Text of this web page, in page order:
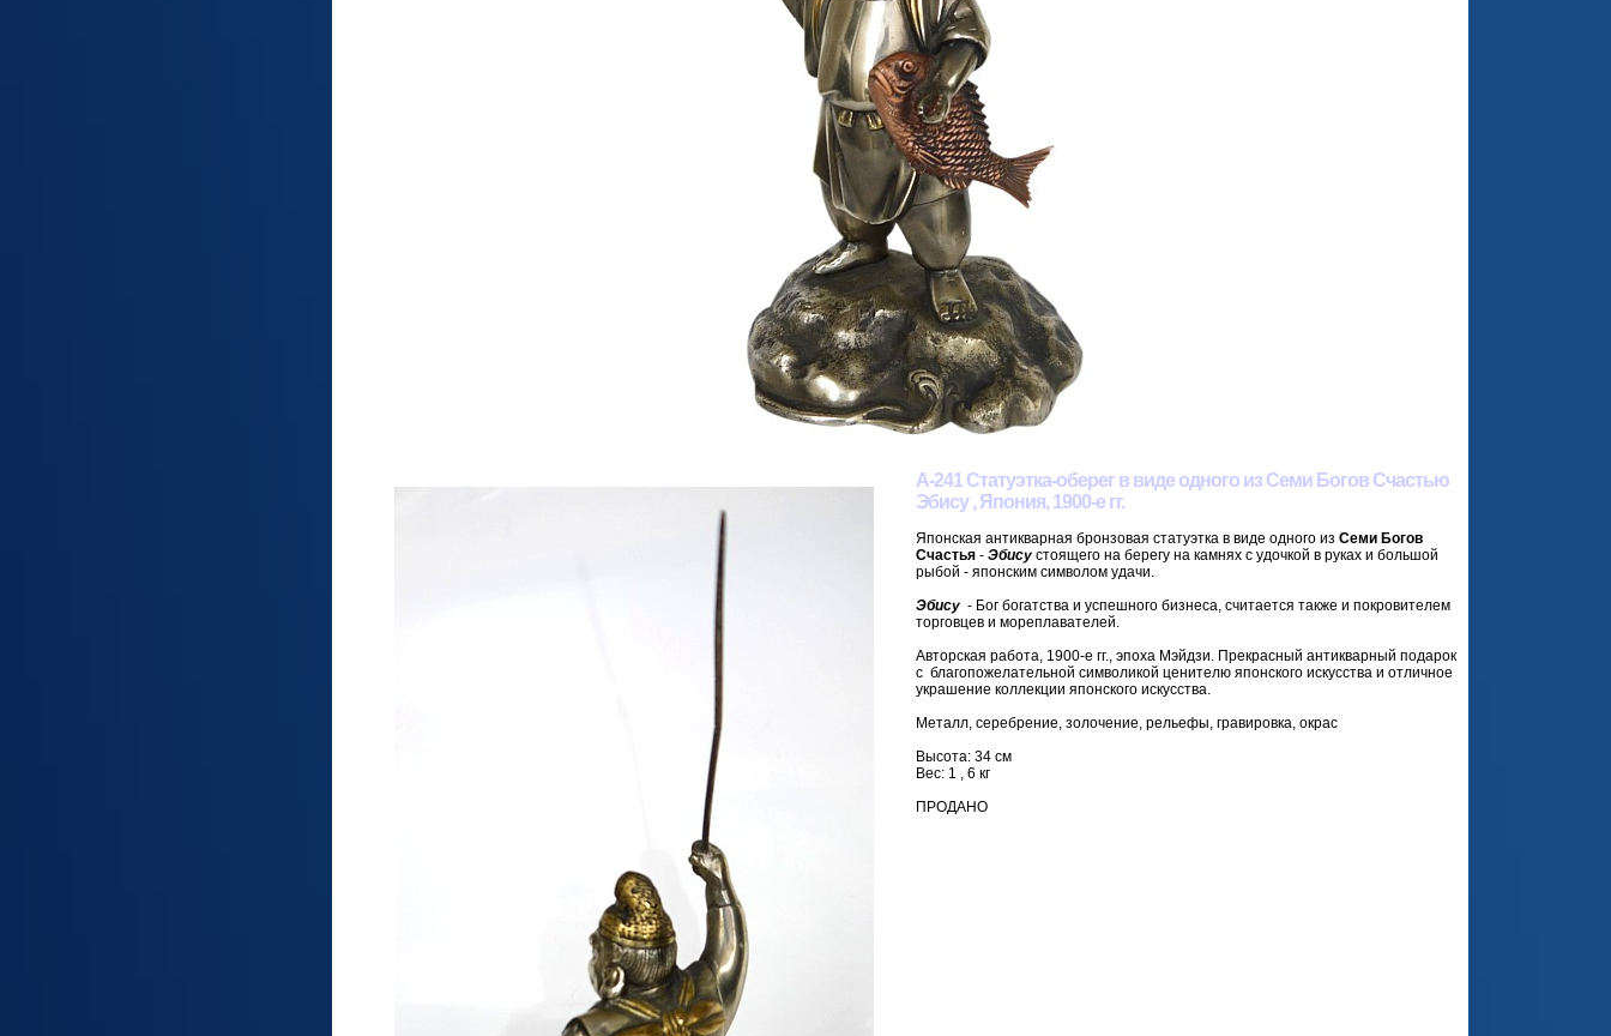
А-241 Статуэтка-оберег в виде одного из Семи Богов Счастью
Эбису , Япония, 1900-е гг.
Японская антикварная бронзовая статуэтка в виде одного из Семи Богов
Счастья - Эбису стоящего на берегу на камнях с удочкой в руках и большой
рыбой - японским символом удачи.
Эбису - Бог богатства и успешного бизнеса, считается также и покровителем
торговцев и мореплавателей.
Авторская работа, 1900-е гг., эпоха Мэйдзи. Прекрасный антикварный подарок
с благопожелательной символикой ценителю японского искусства и отличное
украшение коллекции японского искусства.
Металл, серебрение, золочение, рельефы, гравировка, окрас
Высота: 34 см
Вес: 1 , 6 кг
ПРОДАНО